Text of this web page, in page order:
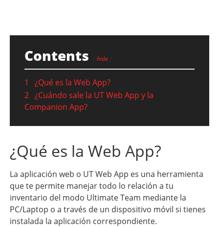
Contents hide
1
¿Qué es la Web App?
2 ¿Cuándo sale la UT Web App y la
Companion App?
¿Qué es la Web App?
La aplicación web o UT Web App es una herramienta
que te permite manejar todo lo relación a tu
inventario del modo Ultimate Team mediante la
PC/Laptop o a través de un dispositivo móvil si tienes
instalada la aplicación correspondiente.